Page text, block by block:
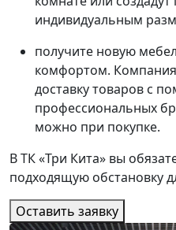
индивидуальным
получите новую
комфортом. Компания
доставку товаров с
профессиональных
можно при покупке.
В ТК «Три Кита» вы
подходящую обстановку
Оставить заявку